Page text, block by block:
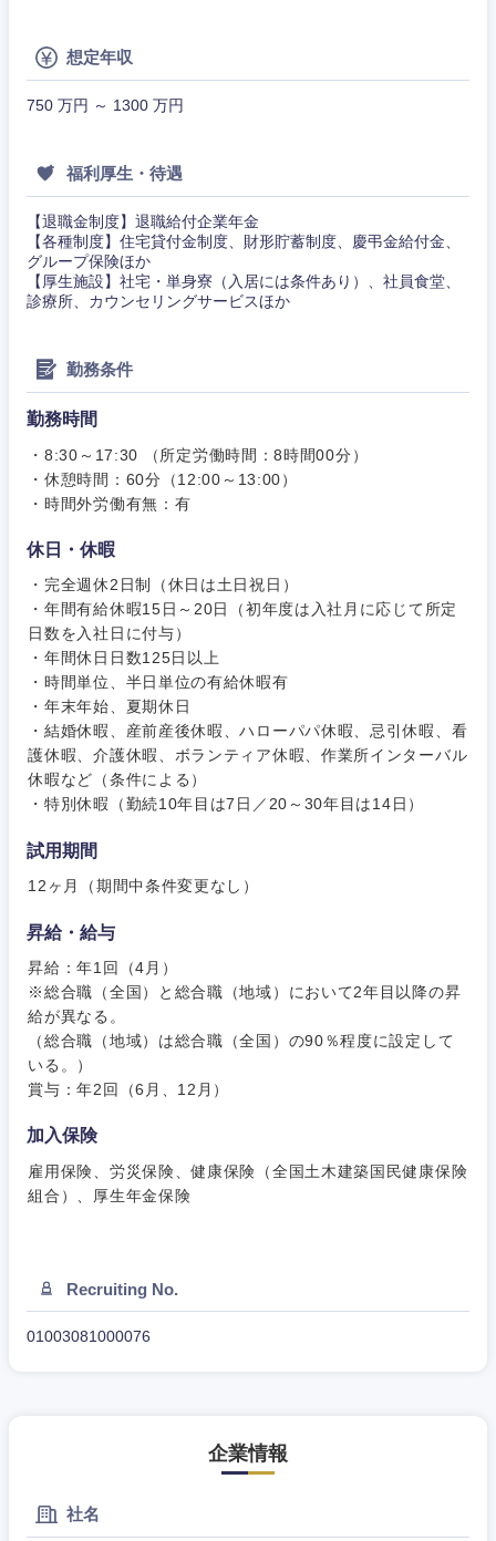
想定年収
750 万円 ～ 1300 万円
福利厚生・待遇
【退職金制度】退職給付企業年金
【各種制度】住宅貸付金制度、財形貯蓄制度、慶弔金給付金、
グループ保険ほか
【厚生施設】社宅・単身寮（入居には条件あり）、社員食堂、
診療所、カウンセリングサービスほか
勤務条件
勤務時間
・8:30～17:30 （所定労働時間：8時間00分）
・休憩時間：60分（12:00～13:00）
・時間外労働有無：有
休日・休暇
・完全週休2日制（休日は土日祝日）
・年間有給休暇15日～20日（初年度は入社月に応じて所定
日数を入社日に付与）
・年間休日日数125日以上
・時間単位、半日単位の有給休暇有
・年末年始、夏期休日
・結婚休暇、産前産後休暇、ハローパパ休暇、忌引休暇、看
護休暇、介護休暇、ボランティア休暇、作業所インターバル
休暇など（条件による）
・特別休暇（勤続10年目は7日／20～30年目は14日）
試用期間
12ヶ月（期間中条件変更なし）
昇給・給与
昇給：年1回（4月）
※総合職（全国）と総合職（地域）において2年目以降の昇
給が異なる。
（総合職（地域）は総合職（全国）の90％程度に設定して
いる。）
賞与：年2回（6月、12月）
加入保険
雇用保険、労災保険、健康保険（全国土木建築国民健康保険
組合）、厚生年金保険
Recruiting No.
01003081000076
企業情報
社名
（モノづ
ル
不動産専
門職
建設・施
工管理
その他
事務職広告・宣伝・印刷
法律・特許事務所・監査法人
その他
茨城県
群馬県 埼玉県
千葉県
神奈川県
新潟県 富山県
山梨県